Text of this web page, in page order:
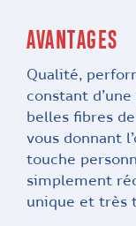
AVANTAGES
Qualité,
constant
belles fibres
vous donnant
touche
simplement
unique et très